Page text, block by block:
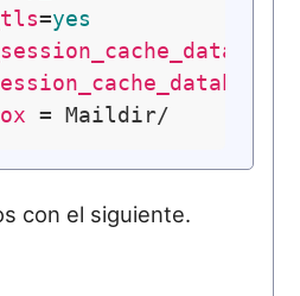
=yes
con el siguiente.